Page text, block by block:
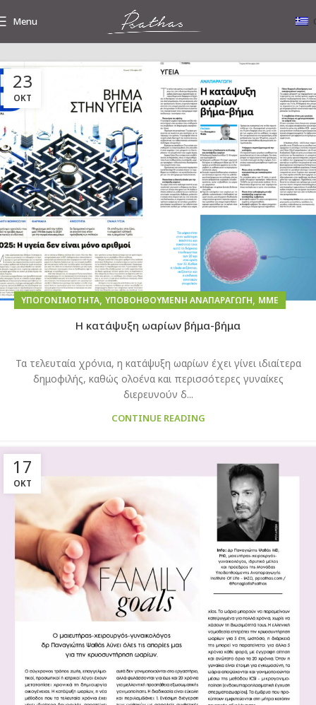
Menu
Tag Archives: ΜΜΕ
23
ΟΚΤ
ΥΠΟΓΟΝΙΜΌΤΗΤΑ, ΥΠΟΒΟΗΘΟΎΜΕΝΗ ΑΝΑΠΑΡΑΓΩΓΉ, ΜΜΕ
H κατάψυξη ωαρίων βήμα-βήμα
Τα τελευταία χρόνια, η κατάψυξη ωαρίων έχει γίνει ιδιαίτερα
δημοφιλής, καθώς ολοένα και περισσότερες γυναίκες
διερευνούν δ...
CONTINUE READING
17
ΟΚΤ